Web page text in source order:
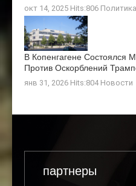
окт 14, 2025 Hits:806 Политика
В Копенгагене Состоялся
Против Оскорблений
янв 31, 2026 Hits:804 Новости
партнеры